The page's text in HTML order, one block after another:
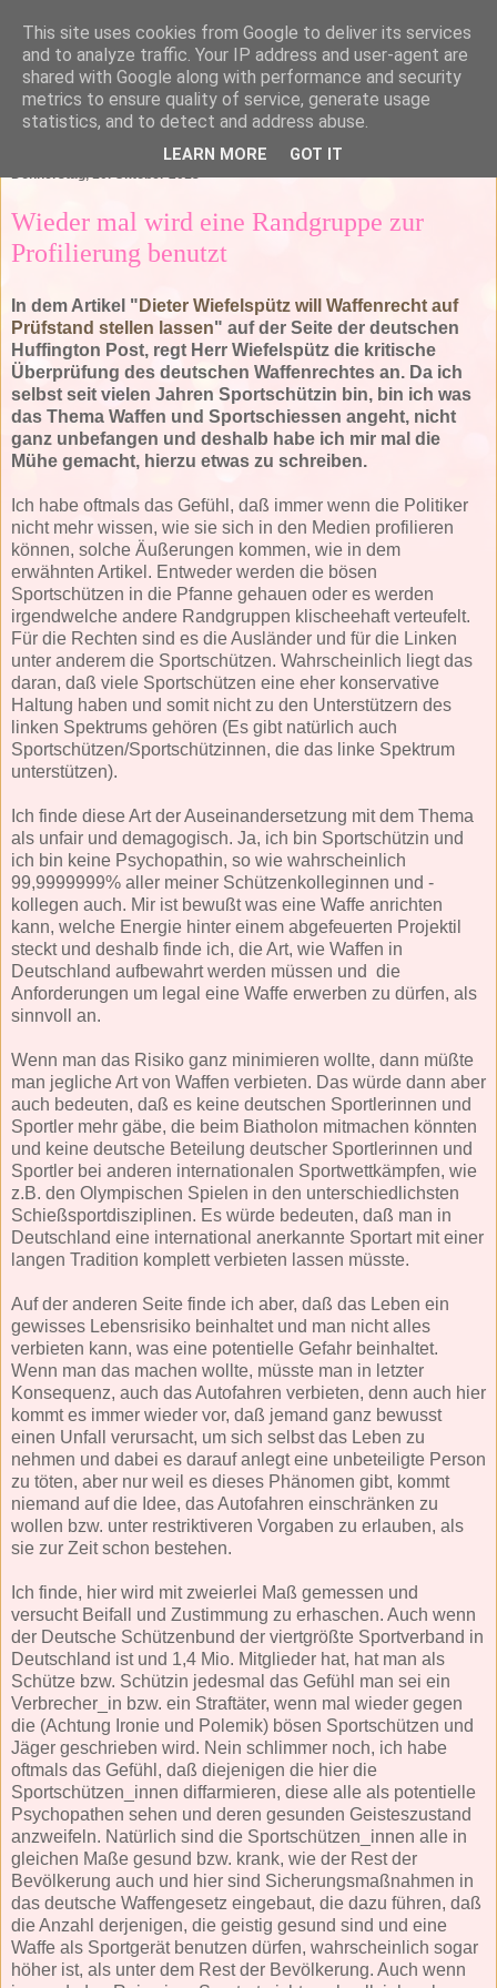
Donnerstag, 10. Oktober 2013
Wieder mal wird eine Randgruppe zur
Profilierung benutzt
In dem Artikel " Dieter Wiefelspütz will Waffenrecht auf
Prüfstand stellen lassen" auf der Seite der deutschen
Huffington Post, regt Herr Wiefelspütz die kritische
Überprüfung des deutschen Waffenrechtes an. Da ich
selbst seit vielen Jahren Sportschützin bin, bin ich was
das Thema Waffen und Sportschiessen angeht, nicht
ganz unbefangen und deshalb habe ich mir mal die
Mühe gemacht, hierzu etwas zu schreiben.
Ich habe oftmals das Gefühl, daß immer wenn die Politiker
nicht mehr wissen, wie sie sich in den Medien profilieren
können, solche Äußerungen kommen, wie in dem
erwähnten Artikel. Entweder werden die bösen
Sportschützen in die Pfanne gehauen oder es werden
irgendwelche andere Randgruppen klischeehaft verteufelt.
Für die Rechten sind es die Ausländer und für die Linken
unter anderem die Sportschützen. Wahrscheinlich liegt das
daran, daß viele Sportschützen eine eher konservative
Haltung haben und somit nicht zu den Unterstützern des
linken Spektrums gehören (Es gibt natürlich auch
Sportschützen/Sportschützinnen, die das linke Spektrum
unterstützen).
Ich finde diese Art der Auseinandersetzung mit dem Thema
als unfair und demagogisch. Ja, ich bin Sportschützin und
ich bin keine Psychopathin, so wie wahrscheinlich
99,9999999% aller meiner Schützenkolleginnen und -
kollegen auch. Mir ist bewußt was eine Waffe anrichten
kann, welche Energie hinter einem abgefeuerten Projektil
steckt und deshalb finde ich, die Art, wie Waffen in
Deutschland aufbewahrt werden müssen und die
Anforderungen um legal eine Waffe erwerben zu dürfen, als
sinnvoll an.
Wenn man das Risiko ganz minimieren wollte, dann müßte
man jegliche Art von Waffen verbieten. Das würde dann aber
auch bedeuten, daß es keine deutschen Sportlerinnen und
Sportler mehr gäbe, die beim Biatholon mitmachen könnten
und keine deutsche Beteilung deutscher Sportlerinnen und
Sportler bei anderen internationalen Sportwettkämpfen, wie
z.B. den Olympischen Spielen in den unterschiedlichsten
Schießsportdisziplinen. Es würde bedeuten, daß man in
Deutschland eine international anerkannte Sportart mit einer
langen Tradition komplett verbieten lassen müsste.
Auf der anderen Seite finde ich aber, daß das Leben ein
gewisses Lebensrisiko beinhaltet und man nicht alles
verbieten kann, was eine potentielle Gefahr beinhaltet.
Wenn man das machen wollte, müsste man in letzter
Konsequenz, auch das Autofahren verbieten, denn auch hier
kommt es immer wieder vor, daß jemand ganz bewusst
einen Unfall verursacht, um sich selbst das Leben zu
nehmen und dabei es darauf anlegt eine unbeteiligte Person
zu töten, aber nur weil es dieses Phänomen gibt, kommt
niemand auf die Idee, das Autofahren einschränken zu
wollen bzw. unter restriktiveren Vorgaben zu erlauben, als
sie zur Zeit schon bestehen.
Ich finde, hier wird mit zweierlei Maß gemessen und
versucht Beifall und Zustimmung zu erhaschen. Auch wenn
der Deutsche Schützenbund der viertgrößte Sportverband in
Deutschland ist und 1,4 Mio. Mitglieder hat, hat man als
Schütze bzw. Schützin jedesmal das Gefühl man sei ein
Verbrecher_in bzw. ein Straftäter, wenn mal wieder gegen
die (Achtung Ironie und Polemik) bösen Sportschützen und
Jäger geschrieben wird. Nein schlimmer noch, ich habe
oftmals das Gefühl, daß diejenigen die hier die
Sportschützen_innen diffarmieren, diese alle als potentielle
Psychopathen sehen und deren gesunden Geisteszustand
anzweifeln. Natürlich sind die Sportschützen_innen alle in
gleichen Maße gesund bzw. krank, wie der Rest der
Bevölkerung auch und hier sind Sicherungsmaßnahmen in
das deutsche Waffengesetz eingebaut, die dazu führen, daß
die Anzahl derjenigen, die geistig gesund sind und eine
Waffe als Sportgerät benutzen dürfen, wahrscheinlich sogar
höher ist, als unter dem Rest der Bevölkerung. Auch wenn
This site uses cookies from Google to deliver its services
and to analyze traffic. Your IP address and user-agent are
shared with Google along with performance and security
metrics to ensure quality of service, generate usage
statistics, and to detect and address abuse.
LEARN MORE GOT IT